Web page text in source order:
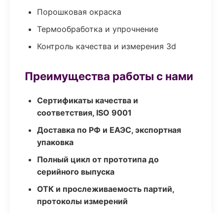
Порошковая окраска
Термообработка и упрочнение
Контроль качества и измерения 3d
Преимущества работы с нами
Сертификаты качества и
соответствия, ISO 9001
Доставка по РФ и ЕАЭС, экспортная
упаковка
Полный цикл от прототипа до
серийного выпуска
ОТК и прослеживаемость партий,
протоколы измерений